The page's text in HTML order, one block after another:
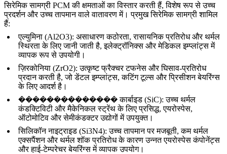
सिरेमिक सामग्री PCM की क्षमताओं का विस्तार करती हैं, विशेष रूप से उच्च
प्रदर्शन और उच्च तापमान वाले वातावरण में। प्रमुख सिरेमिक सामग्री शामिल
हैं:
एल्युमिना (Al2O3): असाधारण कठोरता, रासायनिक प्रतिरोध और थर्मल
स्थिरता के लिए जानी जाती है, इलेक्ट्रॉनिक्स और मेडिकल इम्प्लांट्स में
व्यापक रूप से उपयोगी।
ज़िरकोनिया (ZrO2): उत्कृष्ट फ्रैक्चर टफनेस और घिसाव-प्रतिरोध
प्रदान करती है, जो डेंटल इम्प्लांट्स, कटिंग टूल्स और प्रिसीशन बेयरिंग्स
के लिए आदर्श है।
�������������� कार्बाइड (SiC): उच्च थर्मल
कंडक्टिविटी और मैकेनिकल स्ट्रेंथ के लिए प्रसिद्ध, एयरोस्पेस,
ऑटोमोटिव और सेमीकंडक्टर उद्योगों में उपयुक्त।
सिलिकॉन नाइट्राइड (Si3N4): उच्च तापमान पर मजबूती, कम थर्मल
एक्सपैंशन और थर्मल शॉक प्रतिरोध के कारण उन्नत एयरोस्पेस कंपोनेंट्स
और हाई-टेम्परेचर बेयरिंग्स में व्यापक उपयोग।